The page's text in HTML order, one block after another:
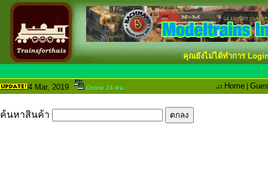
คุณยังไม่ได้ทำการ
4 Mar, 2019 Online 24 คน .:: Home |
ค้นหาสินค้า